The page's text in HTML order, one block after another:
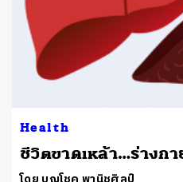
Health
ชีวิตขาดเหล้า…ร่างกา